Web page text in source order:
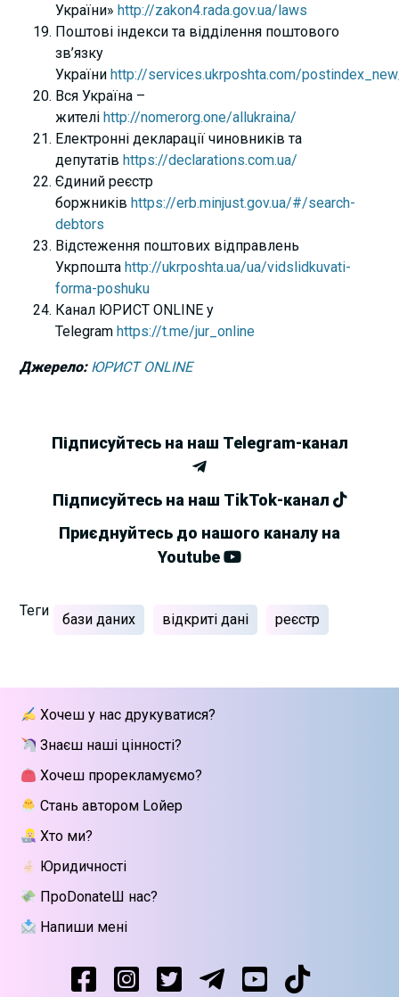
України»http://zakon4.rada.gov.ua/laws
Поштові індекси та відділення поштового
зв’язку
Україниhttp://services.ukrposhta.com/
Вся Україна –
жителіhttp://nomerorg.one/allukraina/
Електронні декларації чиновників та
депутатівhttps://declarations.com.ua/
Єдиний реєстр
боржниківhttps://erb.minjust.gov.ua/#/search-
debtors
Відстеження поштових відправлень
Укрпоштаhttp://ukrposhta.ua/ua/vidslidkuvati-
forma-poshuku
Канал ЮРИСТ ONLINE у
Telegramhttps://t.me/jur_online
Джерело: ЮРИСТ ONLINE
Підписуйтесь на наш Telegram-канал
Підписуйтесь на наш TikTok-канал
Приєднуйтесь до нашого каналу на
Youtube
Теги
бази даних відкриті дані реєстр
Хочеш у нас друкуватися?
Знаєш наші цінності?
Хочеш прорекламуємо?
Стань автором Lойер
Хто ми?
Юридичності
ПроDonateШ нас?
Напиши мені